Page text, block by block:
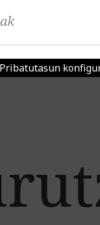
Pribatutasun